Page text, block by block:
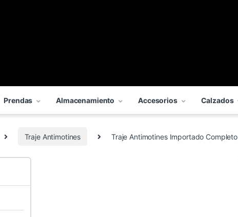
Prendas Almacenamiento Accesorios Calzados
Traje Antimotines Traje Antimotines Importado Completo